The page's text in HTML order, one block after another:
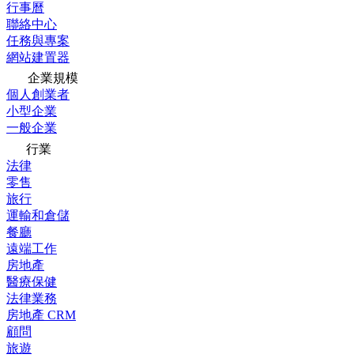
行事曆
聯絡中心
任務與專案
網站建置器
企業規模
個人創業者
小型企業
一般企業
行業
法律
零售
旅行
運輸和倉儲
餐廳
遠端工作
房地產
醫療保健
法律業務
房地產 CRM
顧問
旅遊